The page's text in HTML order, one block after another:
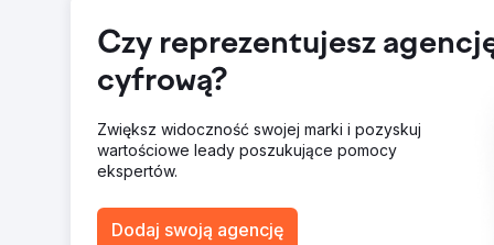
Przejdź do strony agencji
Czy reprezentujesz
cyfrową?
Zwiększ widoczność swojej marki i pozyskuj
wartościowe leady poszukujące pomocy
ekspertów.
Dodaj swoją agencję